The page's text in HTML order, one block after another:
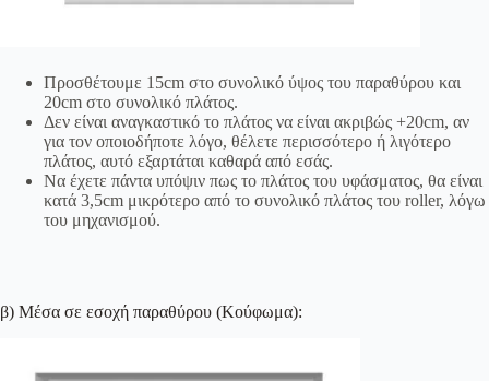
Προσθέτουμε 15cm στο συνολικό ύψος του παραθύρου και
20cm στο συνολικό πλάτος.
Δεν είναι αναγκαστικό το πλάτος να είναι ακριβώς +20cm, αν
για τον οποιοδήποτε λόγο, θέλετε περισσότερο ή λιγότερο
πλάτος, αυτό εξαρτάται καθαρά από εσάς.
Να έχετε πάντα υπόψιν πως το πλάτος του υφάσματος, θα είναι
κατά 3,5cm μικρότερο από το συνολικό πλάτος του roller, λόγω
του μηχανισμού.
β) Μέσα σε εσοχή παραθύρου (Κούφωμα):